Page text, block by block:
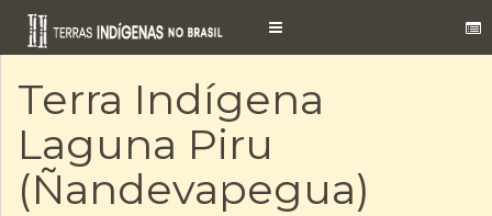
Toggle
Terra Indígena
Laguna Piru
(Ñandevapegua)